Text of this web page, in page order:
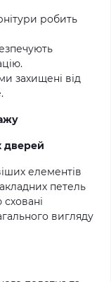
робить
захищені від
дверей
елементів
петель
вигляду